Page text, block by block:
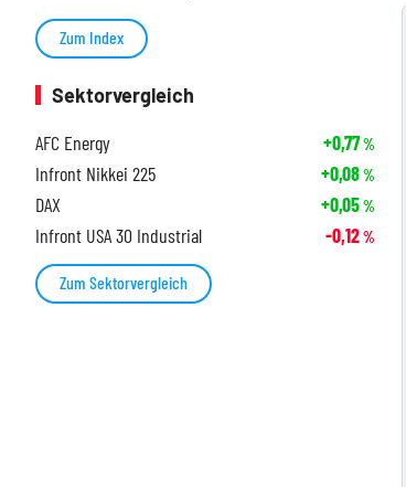
Zum Index
Sektorvergleich
AFC Energy
+0,77%
Infront Nikkei 225 +0,08%
DAX +0,05%
Infront USA 30 Industrial -0,12%
Zum Sektorvergleich